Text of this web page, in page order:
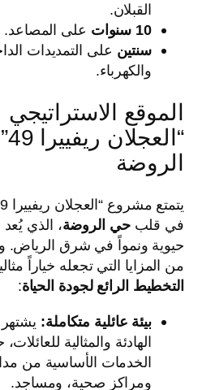
القبلان.
10 سنوات
على المصاعد.
سنتين على التمديدات
والكهرباء.
الموقع
الروضة
في قلبحي الروضة، الذي يُعد
حيوية ونمواً في شرق الرياض.
من المزايا التي تجعله خياراً
التخطيط الرائع لجودة الحياة:
بيئة عائلية متكاملة:
الهادئة والمثالية
الخدمات الأساسية من
ومراكز صحية، ومساجد.